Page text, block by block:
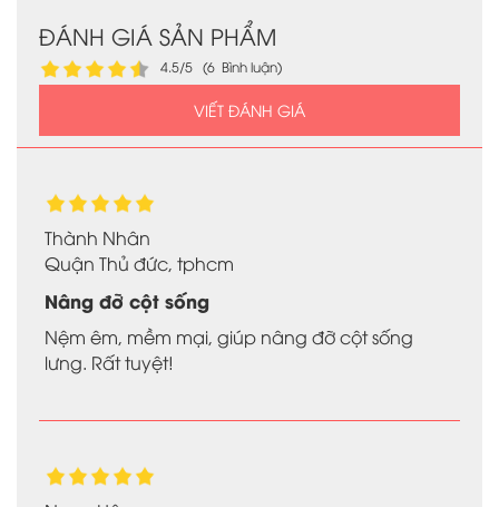
ĐÁNH GIÁ SẢN PHẨM
4.5/5 (6 Bình luận)
VIẾT ĐÁNH GIÁ
Thành Nhân
Quận Thủ đức, tphcm
Nâng đỡ cột sống
Nệm êm, mềm mại, giúp nâng đỡ cột sống
lưng. Rất tuyệt!